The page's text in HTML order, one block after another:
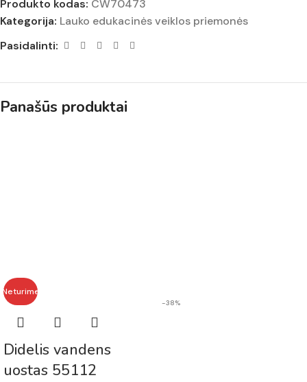
Produkto kodas: CW70473
Kategorija: Lauko edukacinės veiklos priemonės
Pasidalinti:
Panašūs produktai
Neturime
Didelis vandens
uostas 55112
-38%